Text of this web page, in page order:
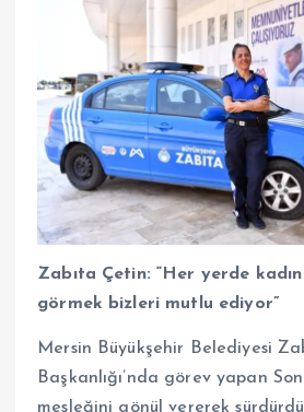
Zabıta Çetin: “Her yerde
görmek bizleri mutlu ediyor”
Mersin Büyükşehir Belediyesi
Başkanlığı’nda görev yapan
mesleğini gönül vererek